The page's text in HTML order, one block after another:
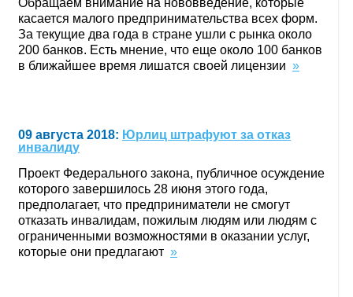
Обращаем внимание на нововведение, которые
касается малого предпринимательства всех форм.
За текущие два года в стране ушли с рынка около
200 банков. Есть мнение, что еще около 100 банков
в ближайшее время лишатся своей лицензии »
09 августа 2018: Юрлиц штрафуют за отказ
инвалиду
Проект Федерального закона, публичное осуждение
которого завершилось 28 июня этого года,
предполагает, что предприниматели не смогут
отказать инвалидам, пожилым людям или людям с
ограниченными возможностями в оказании услуг,
которые они предлагают »